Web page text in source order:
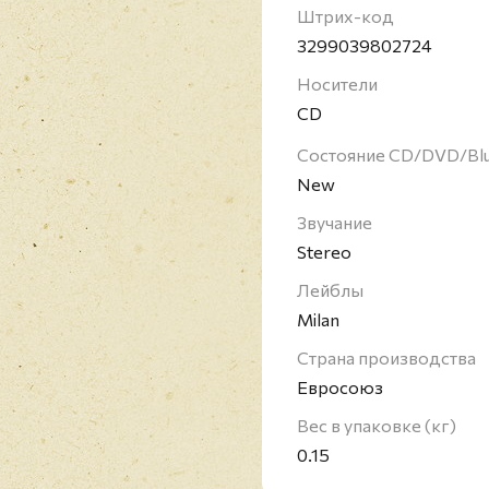
TV on The Radio,
Дэвидом Бирном,
Энтони Брэкстоном.
вышел в 2008 году. За
Judges, выпущенный на
номинированный на
также пишет музыку
полнометражных
Штрих-код
3299039802724
Носители
CD
Состояние CD/DVD/
New
Звучание
Stereo
Лейблы
Milan
Страна производства
Евросоюз
Вес в упаковке (кг)
0.15